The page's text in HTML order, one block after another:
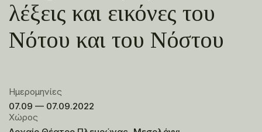
λέξεις και εικόνες του
Νότου και του Νόστου
Ημερομηνίες
07.09 — 07.09.2022
Χώρος